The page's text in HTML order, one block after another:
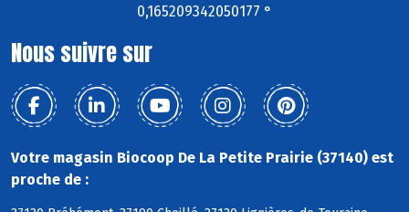
0,165209342050177 °
Nous suivre sur
Votre magasin Biocoop De La Petite Prairie (37140) est
proche de :